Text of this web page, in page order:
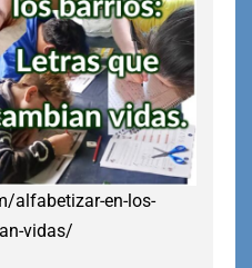
alfabetizar-en-los-
vidas/